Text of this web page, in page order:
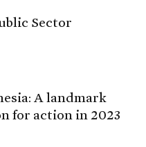
Sector
A landmark
for action in 2023